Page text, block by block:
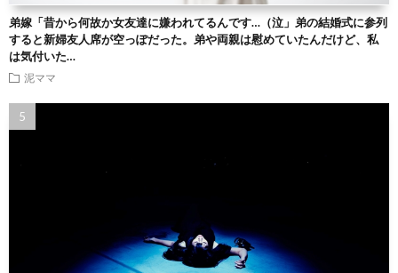
弟嫁「昔から何故か女友達に嫌われてるんです…（泣」弟の結婚式に参列
すると新婦友人席が空っぽだった。弟や両親は慰めていたんだけど、私
は気付いた…
泥ママ